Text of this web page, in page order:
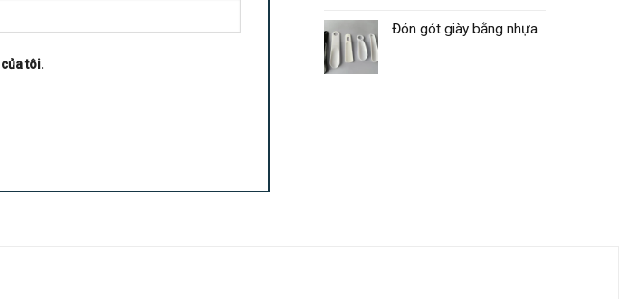
tôi.
Đón gót giày bằng nhựa